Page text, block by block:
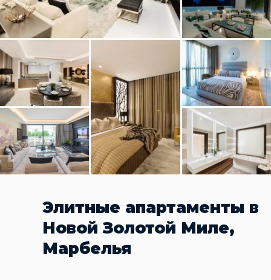
Элитные апартаменты в
Новой Золотой Миле,
Марбелья